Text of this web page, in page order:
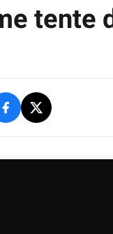
tente